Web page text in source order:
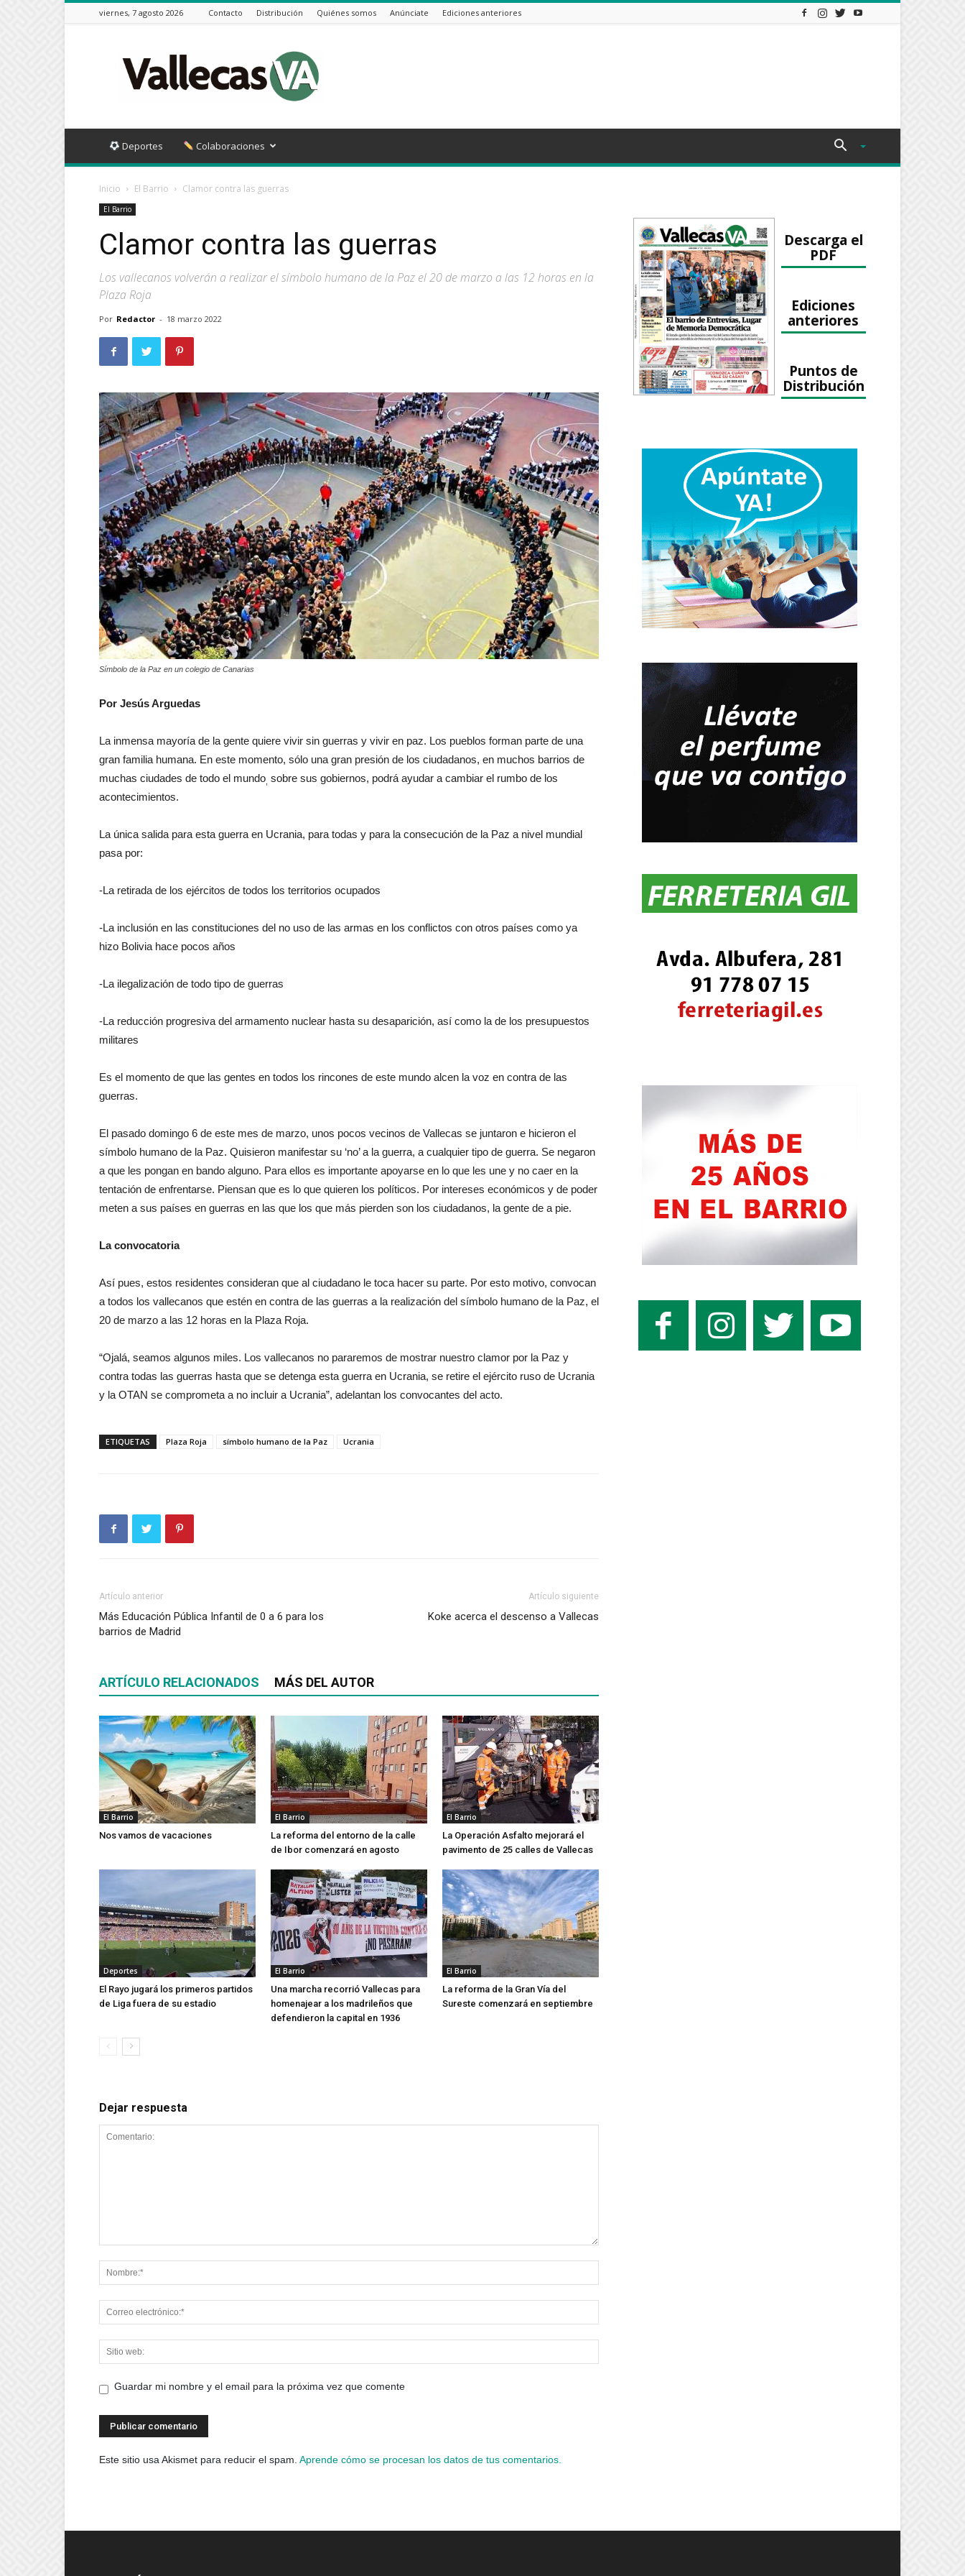
viernes, 7 agosto 2026 Contacto Distribución Quiénes somos Anúnciate Ediciones anteriores
VA
Deportes Colaboraciones
Inicio El Barrio Clamor contra las guerras
El Barrio
Clamor contra las guerras
Los vallecanos volverán a realizar el símbolo humano de la Paz el 20 de marzo a las 12 horas en la
Plaza Roja
Por Redactor - 18 marzo 2022
Símbolo de la Paz en un colegio de Canarias
Por Jesús Arguedas
La inmensa mayoría de la gente quiere vivir sin guerras y vivir en paz. Los pueblos forman parte de una
gran familia humana. En este momento, sólo una gran presión de los ciudadanos, en muchos barrios de
muchas ciudades de todo el mundo sobre sus gobiernos, podrá ayudar a cambiar el rumbo de los
acontecimientos.
La única salida para esta guerra en Ucrania, para todas y para la consecución de la Paz a nivel mundial
pasa por:
-La retirada de los ejércitos de todos los territorios ocupados
-La inclusión en las constituciones del no uso de las armas en los conflictos con otros países como ya
hizo Bolivia hace pocos años
-La ilegalización de todo tipo de guerras
-La reducción progresiva del armamento nuclear hasta su desaparición, así como la de los presupuestos
militares
Es el momento de que las gentes en todos los rincones de este mundo alcen la voz en contra de las
guerras.
El pasado domingo 6 de este mes de marzo, unos pocos vecinos de Vallecas se juntaron e hicieron el
símbolo humano de la Paz. Quisieron manifestar su ‘no’ a la guerra, a cualquier tipo de guerra. Se negaron
a que les pongan en bando alguno. Para ellos es importante apoyarse en lo que les une y no caer en la
tentación de enfrentarse. Piensan que es lo que quieren los políticos. Por intereses económicos y de poder
meten a sus países en guerras en las que los que más pierden son los ciudadanos, la gente de a pie.
La convocatoria
Así pues, estos residentes consideran que al ciudadano le toca hacer su parte. Por esto motivo, convocan
a todos los vallecanos que estén en contra de las guerras a la realización del símbolo humano de la Paz, el
20 de marzo a las 12 horas en la Plaza Roja.
“Ojalá, seamos algunos miles. Los vallecanos no pararemos de mostrar nuestro clamor por la Paz y
contra todas las guerras hasta que se detenga esta guerra en Ucrania, se retire el ejército ruso de Ucrania
y la OTAN se comprometa a no incluir a Ucrania”, adelantan los convocantes del acto.
ETIQUETAS Plaza Roja símbolo humano de la Paz Ucrania
Artículo anterior
Más Educación Pública Infantil de 0 a 6 para los
barrios de Madrid
Artículo siguiente
Koke acerca el descenso a Vallecas
ARTÍCULO RELACIONADOS MÁS DEL AUTOR
El Barrio
Nos vamos de vacaciones
El Barrio
La reforma del entorno de la calle
de Ibor comenzará en agosto
El Barrio
La Operación Asfalto mejorará el
pavimento de 25 calles de Vallecas
Deportes
El Rayo jugará los primeros partidos
de Liga fuera de su estadio
El Barrio
Una marcha recorrió Vallecas para
homenajear a los madrileños que
defendieron la capital en 1936
El Barrio
La reforma de la Gran Vía del
Sureste comenzará en septiembre
Dejar respuesta
Guardar mi nombre y el email para la próxima vez que comente
Este sitio usa Akismet para reducir el spam. Aprende cómo se procesan los datos de tus comentarios.
Descarga el
PDF
Ediciones
anteriores
Puntos de
Distribución